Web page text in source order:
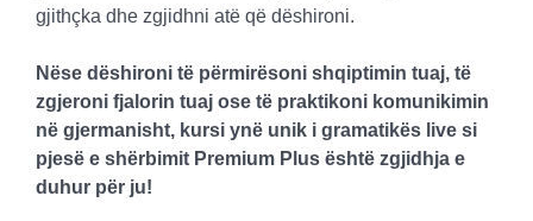
gjithçka dhe zgjidhni atë që dëshironi.
Nëse dëshironi të përmirësoni shqiptimin tuaj, të
zgjeroni fjalorin tuaj ose të praktikoni komunikimin
në gjermanisht, kursi ynë unik i gramatikës live si
pjesë e shërbimit Premium Plus është zgjidhja e
duhur për ju!